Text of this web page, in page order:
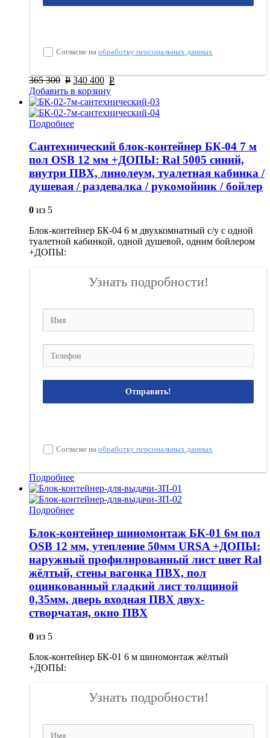
Согласие на обработку персональных данных
365 300 Р 340 400 Р
Добавить в корзину
Подробнее
Сантехнический блок-контейнер БК-04 7 м
пол OSB 12 мм +ДОПЫ: Ral 5005 синий,
внутри ПВХ, линолеум, туалетная кабинка /
душевая / раздевалка / рукомойник / бойлер
0 из 5
Блок-контейнер БК-04 6 м двухкомнатный с/у с одной
туалетной кабинкой, одной душевой, одним бойлером
+ДОПЫ:
Узнать подробности!
Отправить!
Согласие на обработку персональных данных
Подробнее
Подробнее
Блок-контейнер шиномонтаж БК-01 6м пол
OSB 12 мм, утепление 50мм URSA +ДОПЫ:
наружный профилированный лист цвет Ral
жёлтый, стены вагонка ПВХ, пол
оцинкованный гладкий лист толщиной
0,35мм, дверь входная ПВХ двух-
створчатая, окно ПВХ
0 из 5
Блок-контейнер БК-01 6 м шиномонтаж жёлтый
+ДОПЫ:
Узнать подробности!